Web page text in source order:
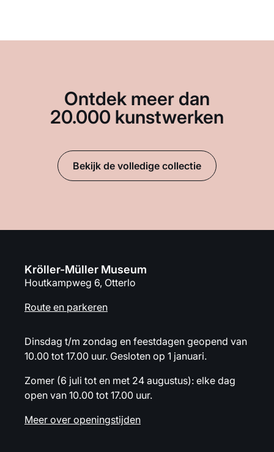
Ontdek meer dan
20.000 kunstwerken
Bekijk de volledige collectie
Kröller-Müller Museum
Houtkampweg 6, Otterlo
Route en parkeren
Dinsdag t/m zondag en feestdagen geopend van
10.00 tot 17.00 uur. Gesloten op 1 januari.
Zomer (6 juli tot en met 24 augustus): elke dag
open van 10.00 tot 17.00 uur.
Meer over openingstijden